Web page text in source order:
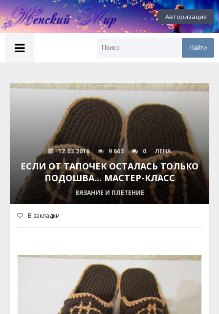
Авторизация
Найти
12.03.2016 9 663 0 ЛЕНА
ЕСЛИ ОТ ТАПОЧЕК ОСТАЛАСЬ ТОЛЬКО
ПОДОШВА... МАСТЕР-КЛАСС
ВЯЗАНИЕ И ПЛЕТЕНИЕ
В закладки